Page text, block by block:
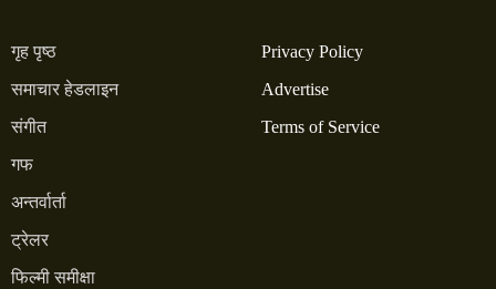
गृह पृष्ठ
समाचार हेडलाइन
संगीत
गफ
अन्तर्वार्ता
ट्रेलर
फिल्मी समीक्षा
Privacy Policy
Advertise
Terms of Service